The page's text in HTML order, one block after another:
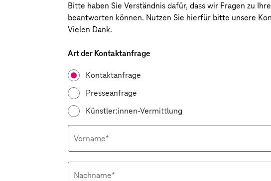
Bitte haben Sie Verständnis dafür, dass wir Fragen zu
beantworten können. Nutzen Sie hierfür bitte unsere
Vielen Dank.
Art der Kontaktanfrage
Kontaktanfrage
Presseanfrage
Künstler:innen-Vermittlung
Vorname*
Nachname*